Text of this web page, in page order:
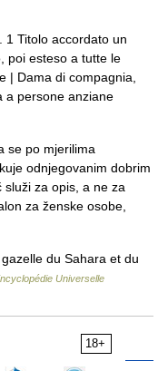
Titolo accordato un
poi esteso a tutte le
| Dama di compagnia,
a persone anziane
se po mjerilima
odnjegovanim dobrim
za opis, a ne za
za ženske osobe,
du Sahara et du
Universelle
18+